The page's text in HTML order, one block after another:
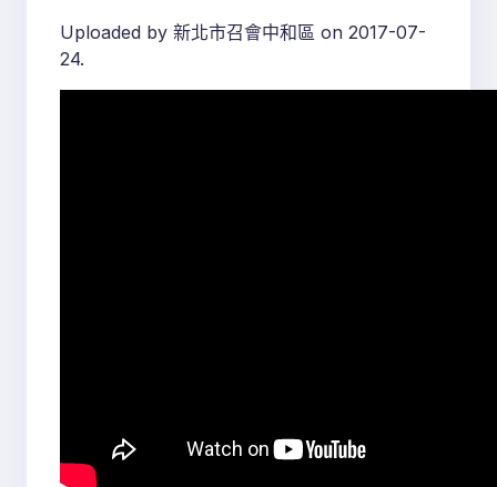
Uploaded by 新北市召會中和區 on 2017-07-
24.